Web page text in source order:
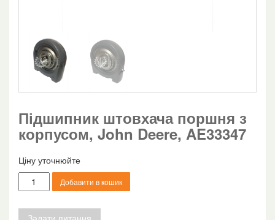
Підшипник штовхача поршня з
корпусом, John Deere, AE33347
Ціну уточнюйте
Підшипник
штовхача
Добавити в кошик
Задати питання